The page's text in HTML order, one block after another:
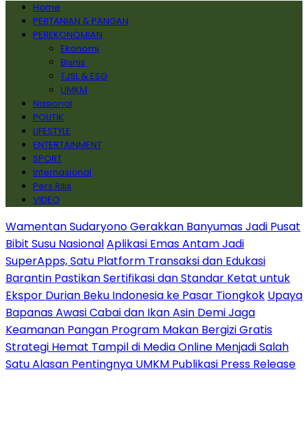
Home
PERTANIAN & PANGAN
PEREKONOMIAN
Ekonomi
Bisnis
TJSL & ESG
UMKM
Nasional
POLITIK
LIFESTYLE
ENTERTAINMENT
SPORT
Internasional
Pers Rilis
VIDEO
Wamentan Sudaryono Gerakkan Banyumas Jadi Pusat
Bibit Susu NasionalAplikasi Emas Antam Jadi
SuperApps, Satu Platform Transaksi dan Edukasi
Barantin Pastikan Sertifikasi dan Standar Ketat untuk
Ekspor Durian Beku Indonesia ke Pasar Tiongkok Upaya
Bapanas Awasi Cabai dan Ikan Asin Demi Jaga
Keamanan Pangan Program Makan Bergizi Gratis
Strategi Hemat Tampil di Media Online Menjadi Salah
Satu Alasan Pentingnya UMKM Publikasi Press Release